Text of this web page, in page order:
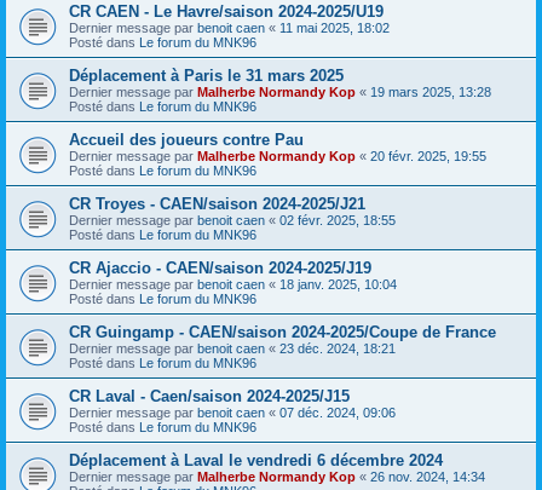
CR CAEN - Le Havre/saison 2024-2025/U19
Dernier message par benoit caen « 11 mai 2025, 18:02
Posté dans Le forum du MNK96
Déplacement à Paris le 31 mars 2025
Dernier message par Malherbe Normandy Kop « 19 mars 2025, 13:28
Posté dans Le forum du MNK96
Accueil des joueurs contre Pau
Dernier message par Malherbe Normandy Kop « 20 févr. 2025, 19:55
Posté dans Le forum du MNK96
CR Troyes - CAEN/saison 2024-2025/J21
Dernier message par benoit caen « 02 févr. 2025, 18:55
Posté dans Le forum du MNK96
CR Ajaccio - CAEN/saison 2024-2025/J19
Dernier message par benoit caen « 18 janv. 2025, 10:04
Posté dans Le forum du MNK96
CR Guingamp - CAEN/saison 2024-2025/Coupe de France
Dernier message par benoit caen « 23 déc. 2024, 18:21
Posté dans Le forum du MNK96
CR Laval - Caen/saison 2024-2025/J15
Dernier message par benoit caen « 07 déc. 2024, 09:06
Posté dans Le forum du MNK96
Déplacement à Laval le vendredi 6 décembre 2024
Dernier message par Malherbe Normandy Kop « 26 nov. 2024, 14:34